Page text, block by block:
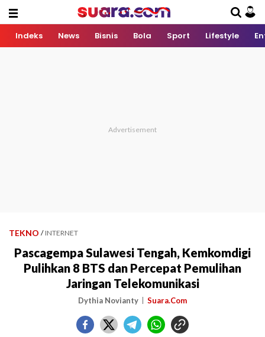
Indeks News Bisnis Bola Sport Lifestyle
TEKNO / INTERNET
Pascagempa Sulawesi Tengah, Kemkomdigi
Pulihkan 8 BTS dan Percepat Pemulihan
Jaringan Telekomunikasi
Dythia Novianty Suara.Com